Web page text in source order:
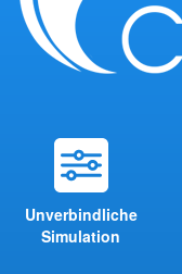
Unverbindliche
Simulation